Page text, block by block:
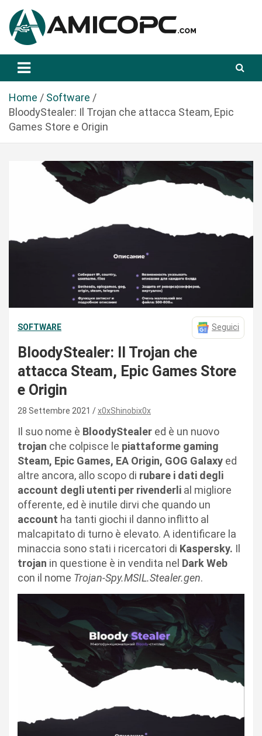
a
Amicopc.com
Home
Software
BloodyStealer: Il Trojan che attacca Steam, Epic
Games Store e Origin
SOFTWARE Seguici
BloodyStealer: Il Trojan che
attacca Steam, Epic Games Store
e Origin
28 Settembre 2021 x0xShinobix0x
Il suo nome è BloodyStealer ed è un nuovo
trojan che colpisce le piattaforme gaming
Steam, Epic Games, EA Origin, GOG Galaxy ed
altre ancora, allo scopo di rubare i dati degli
account degli utenti per rivenderli al migliore
offerente, ed è inutile dirvi che quando un
account ha tanti giochi il danno inflitto al
malcapitato di turno è elevato. A identificare la
minaccia sono stati i ricercatori di Kaspersky. Il
trojan in questione è in vendita nel Dark Web
con il nome Trojan-Spy.MSIL.Stealer.gen.